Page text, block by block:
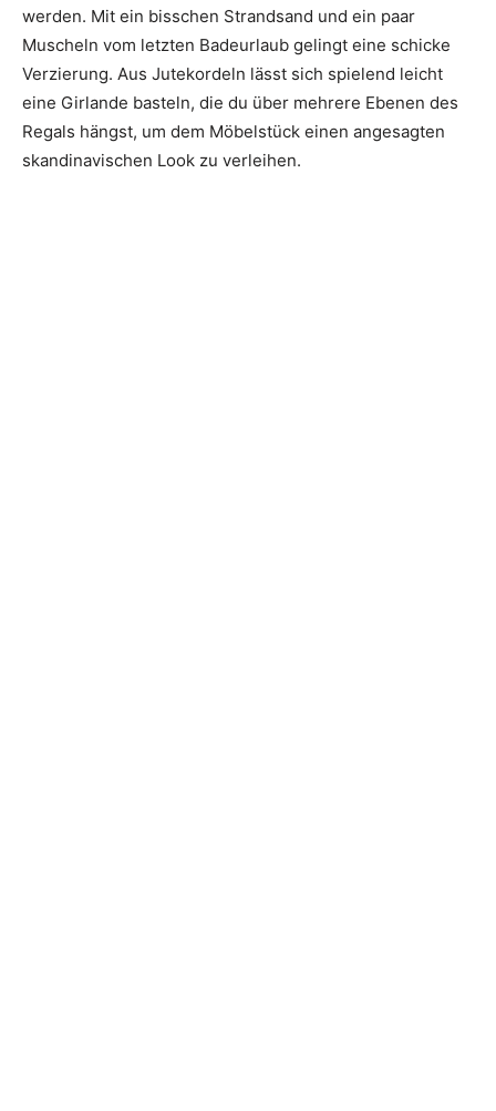
werden. Mit ein bisschen Strandsand und ein paar
Muscheln vom letzten Badeurlaub gelingt eine schicke
Verzierung. Aus Jutekordeln lässt sich spielend leicht
eine Girlande basteln, die du über mehrere Ebenen des
Regals hängst, um dem Möbelstück einen angesagten
skandinavischen Look zu verleihen.